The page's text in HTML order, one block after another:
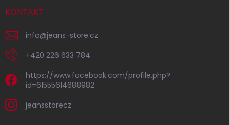
KONTAKT
info@jeans-store.cz
+420 226 633 784
https://www.facebook.com/profile.php?
id=61555614688982
jeansstorecz